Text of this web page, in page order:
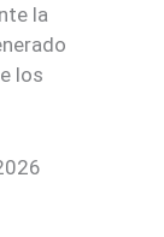
la
los